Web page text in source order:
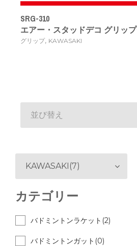
SRG-310
エアー・スタッドデコ グリップ
グリップ, KAWASAKI
並び替え
KAWASAKI(7)
カテゴリー
バドミントンラケット(2)
バドミントンガット(0)